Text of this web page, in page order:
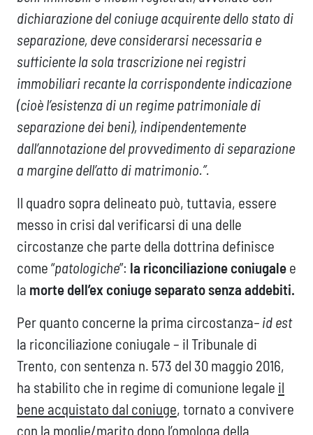
dichiarazione del coniuge acquirente dello stato di
separazione, deve considerarsi necessaria e
sufficiente la sola trascrizione nei registri
immobiliari recante la corrispondente indicazione
(cioè l’esistenza di un regime patrimoniale di
separazione dei beni), indipendentemente
dall’annotazione del provvedimento di separazione
a margine dell’atto di matrimonio.”.
Il quadro sopra delineato può, tuttavia, essere
messo in crisi dal verificarsi di una delle
circostanze che parte della dottrina definisce
come “patologiche”: la riconciliazione coniugale e
la morte dell’ex coniuge separato senza addebiti.
Per quanto concerne la prima circostanza– id est
la riconciliazione coniugale – il Tribunale di
Trento, con sentenza n. 573 del 30 maggio 2016,
ha stabilito che in regime di comunione legale il
bene acquistato dal coniuge, tornato a convivere
con la moglie/marito dopo l’omologa della